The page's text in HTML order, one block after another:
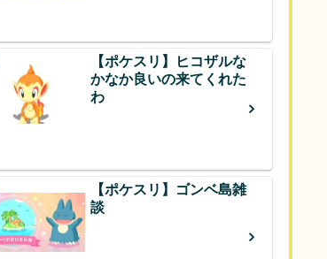
【ポケスリ】ヒコザルな
かなか良いの来てくれた
わ
【ポケスリ】ゴンベ島雑
談